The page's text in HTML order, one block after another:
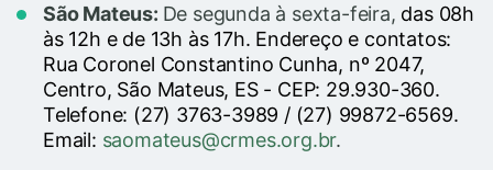
São Mateus: De segunda à sexta-feira, das 08h
às 12h e de 13h às 17h. Endereço e contatos:
Rua Coronel Constantino Cunha, nº 2047,
Centro, São Mateus, ES - CEP: 29.930-360.
Telefone: (27) 3763-3989 / (27) 99872-6569.
Email: saomateus@crmes.org.br.